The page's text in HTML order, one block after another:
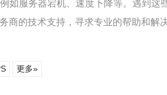
服务器宕机、速度下降等。遇到
的技术支持，寻求专业的帮助和解决
更多»